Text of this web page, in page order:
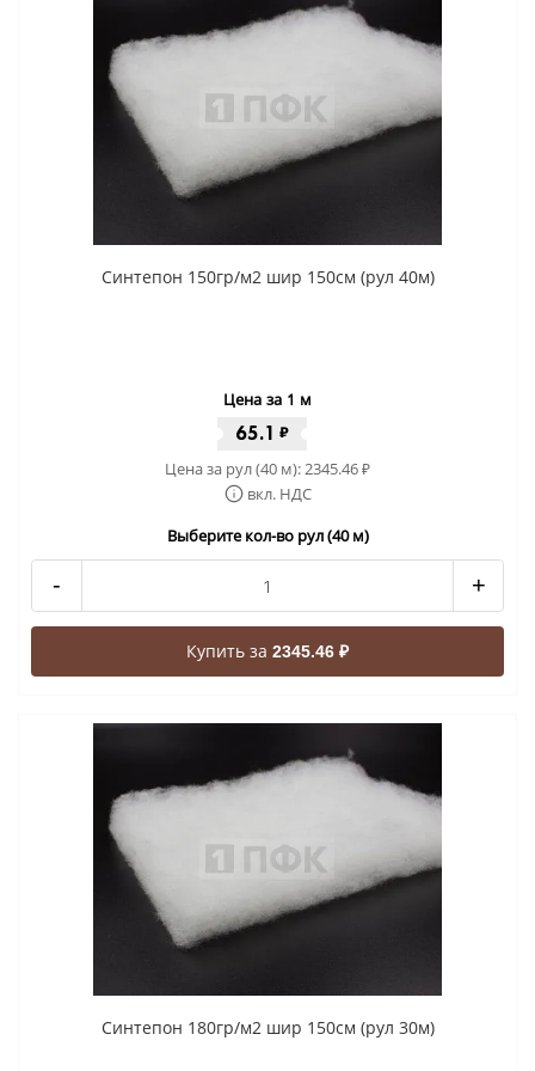
Синтепон 150гр/м2 шир 150см (рул 40м)
Цена за 1 м
65.1 ₽
Цена за рул (40 м):2345.46₽
вкл. НДС
Выберите кол-во рул (40 м)
- +
Купить за 2345.46 ₽
Синтепон 180гр/м2 шир 150см (рул 30м)